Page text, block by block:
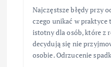
Najczęstsze błędy przy
czego unikać w
istotny dla osób, które z
decydują się nie
osobie. Odrzucenie